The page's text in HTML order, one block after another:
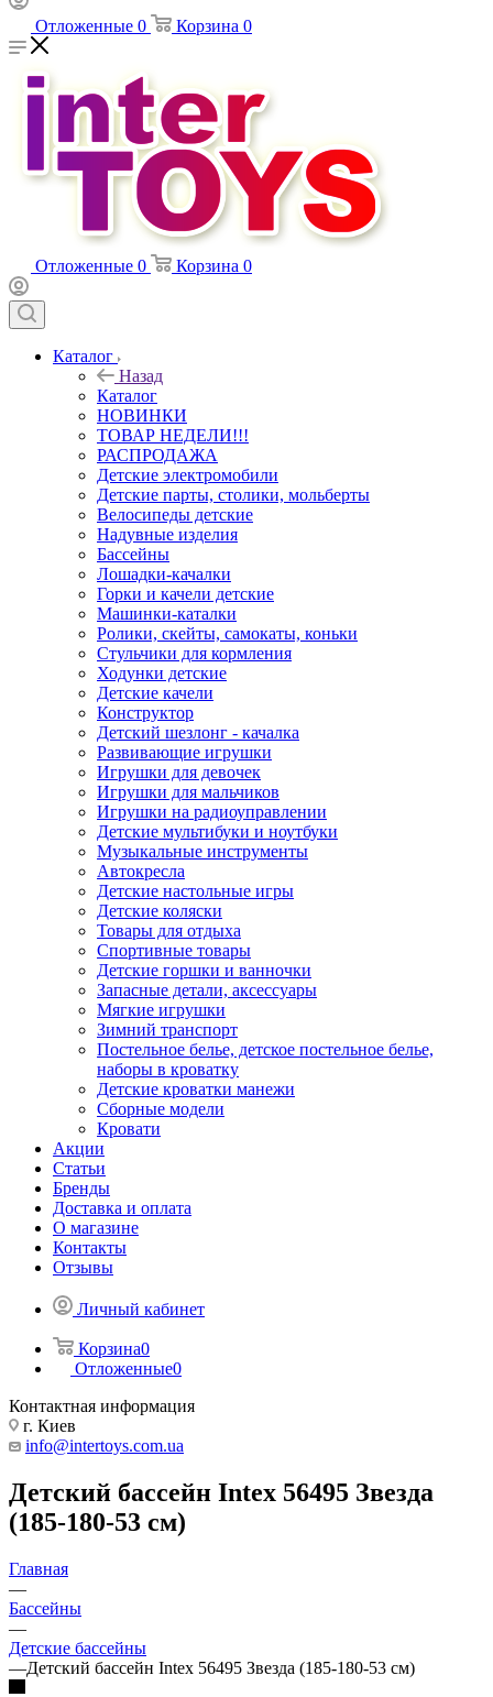
Отложенные 0 Корзина 0
Отложенные 0 Корзина 0
Каталог
Назад
Каталог
НОВИНКИ
ТОВАР НЕДЕЛИ!!!
РАСПРОДАЖА
Детские электромобили
Детские парты, столики, мольберты
Велосипеды детские
Надувные изделия
Бассейны
Лошадки-качалки
Горки и качели детские
Машинки-каталки
Ролики, скейты, самокаты, коньки
Стульчики для кормления
Ходунки детские
Детские качели
Конструктор
Детский шезлонг - качалка
Развивающие игрушки
Игрушки для девочек
Игрушки для мальчиков
Игрушки на радиоуправлении
Детские мультибуки и ноутбуки
Музыкальные инструменты
Автокресла
Детские настольные игры
Детские коляски
Товары для отдыха
Спортивные товары
Детские горшки и ванночки
Запасные детали, аксессуары
Мягкие игрушки
Зимний транспорт
Постельное белье, детское постельное белье,
наборы в кроватку
Детские кроватки манежи
Сборные модели
Кровати
Акции
Статьи
Бренды
Доставка и оплата
О магазине
Контакты
Отзывы
Личный кабинет
Корзина0
Отложенные0
Контактная информация
г. Киев
info@intertoys.com.ua
Детский бассейн Intex 56495 Звезда
(185-180-53 см)
Главная
—
Бассейны
—
Детские бассейны
—Детский бассейн Intex 56495 Звезда (185-180-53 см)